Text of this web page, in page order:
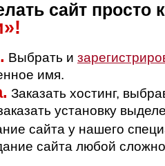
сайт просто
Выбрать и
имя.
Заказать хостинг,
установку
сайта у нашего
сайта любой